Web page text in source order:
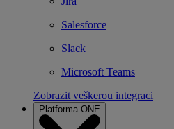
Salesforce
Slack
Microsoft Teams
Zobrazit veškerou integraci
Platforma ONE